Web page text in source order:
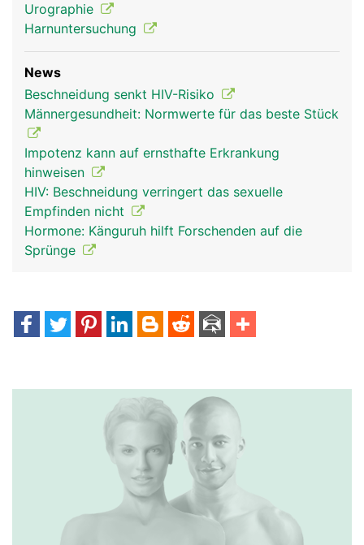
Urographie
Harnuntersuchung
News
Beschneidung senkt HIV-Risiko
Männergesundheit: Normwerte für das beste Stück
Impotenz kann auf ernsthafte Erkrankung
hinweisen
HIV: Beschneidung verringert das sexuelle
Empfinden nicht
Hormone: Känguruh hilft Forschenden auf die
Sprünge